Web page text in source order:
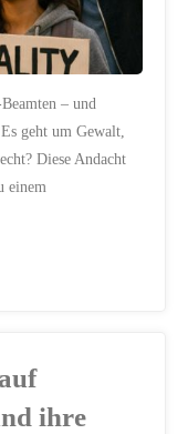
– und
geht um Gewalt,
Diese Andacht
einem
ihre